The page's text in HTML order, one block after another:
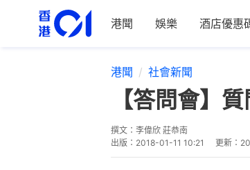
港聞 娛樂 酒店優惠
港聞 社會新聞
【答問會】
撰文： 李偉欣 莊恭南
出版： 2018-01-11 10:21 更新：